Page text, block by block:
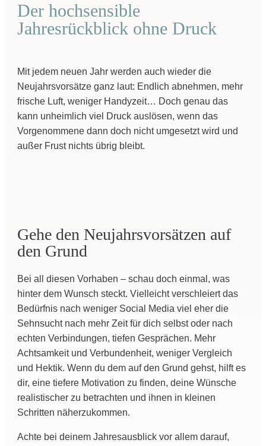
Der hochsensible
Jahresrückblick ohne Druck
Mit jedem neuen Jahr werden auch wieder die
Neujahrsvorsätze ganz laut: Endlich abnehmen, mehr
frische Luft, weniger Handyzeit… Doch genau das
kann unheimlich viel Druck auslösen, wenn das
Vorgenommene dann doch nicht umgesetzt wird und
außer Frust nichts übrig bleibt.
Gehe den Neujahrsvorsätzen auf
den Grund
Bei all diesen Vorhaben – schau doch einmal, was
hinter dem Wunsch steckt. Vielleicht verschleiert das
Bedürfnis nach weniger Social Media viel eher die
Sehnsucht nach mehr Zeit für dich selbst oder nach
echten Verbindungen, tiefen Gesprächen. Mehr
Achtsamkeit und Verbundenheit, weniger Vergleich
und Hektik. Wenn du dem auf den Grund gehst, hilft es
dir, eine tiefere Motivation zu finden, deine Wünsche
realistischer zu betrachten und ihnen in kleinen
Schritten näherzukommen.
Achte bei deinem Jahresausblick vor allem darauf,